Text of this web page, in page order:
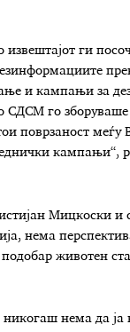
извештајот ги
и кампањи за
СДСМ го зборуваше
поврзаност
кампањи“,
Мицкоски
нема
животен
никогаш нема да